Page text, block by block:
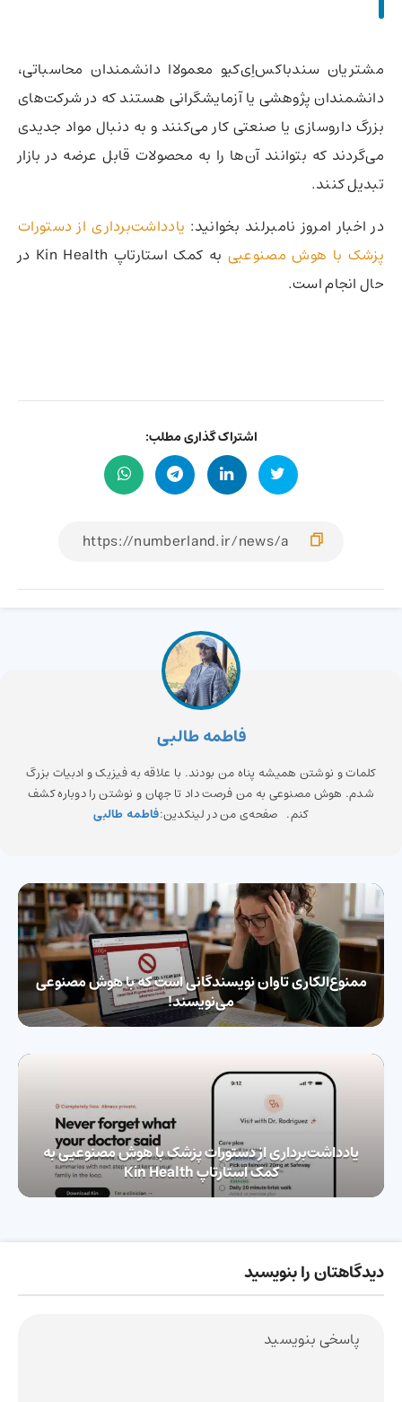
مشتریان سندباکس‌اِی‌کیو معمولاا دانشمندان محاسباتی،
دانشمندان پژوهشی یا آزمایشگرانی هستند که در شرکت‌های
بزرگ داروسازی یا صنعتی کار می‌کنند و به دنبال مواد جدیدی
می‌گردند که بتوانند آن‌ها را به محصولات قابل عرضه در بازار
تبدیل کنند.
در اخبار امروز نامبرلند بخوانید: یادداشت‌برداری از دستورات
پزشک با هوش مصنوعیی
به کمک استارتاپ Kin Health در
حال انجام است.
اشتراک گذاری مطلب:
فاطمه طالبی
کلمات و نوشتن همیشه پناه من بودند. با علاقه به فیزیک و ادبیات بزرگ
شدم. هوش مصنوعی به من فرصت داد تا جهان و نوشتن را دوباره کشف
کنم. صفحه‌ی من در لینکدین:فاطمه طالبی
ممنوع‌الکاری تاوان نویسندگانی است که با هوش مصنوعی
می‌نویسند!
یادداشت‌برداری از دستورات پزشک با هوش مصنوعیی به
کمک استارتاپ Kin Health
دیدگاهتان را بنویسید